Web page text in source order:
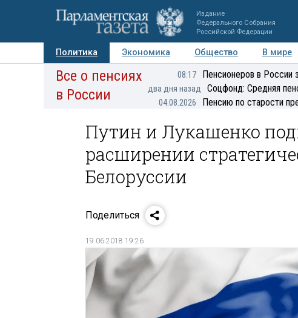
Издание
Федерального Собрания
Российской Федерации
Политика Экономика Общество В мире
Авторы Персоны Мнения Регионы
Все о пенсиях
в России
08:17 Пенсионеров в России
два дня назад Соцфонд: Средняя
04.08.2026 Пенсию по старости
Путин и Лукашенко
расширении
Белоруссии
Поделиться
19.06.2018 19:26